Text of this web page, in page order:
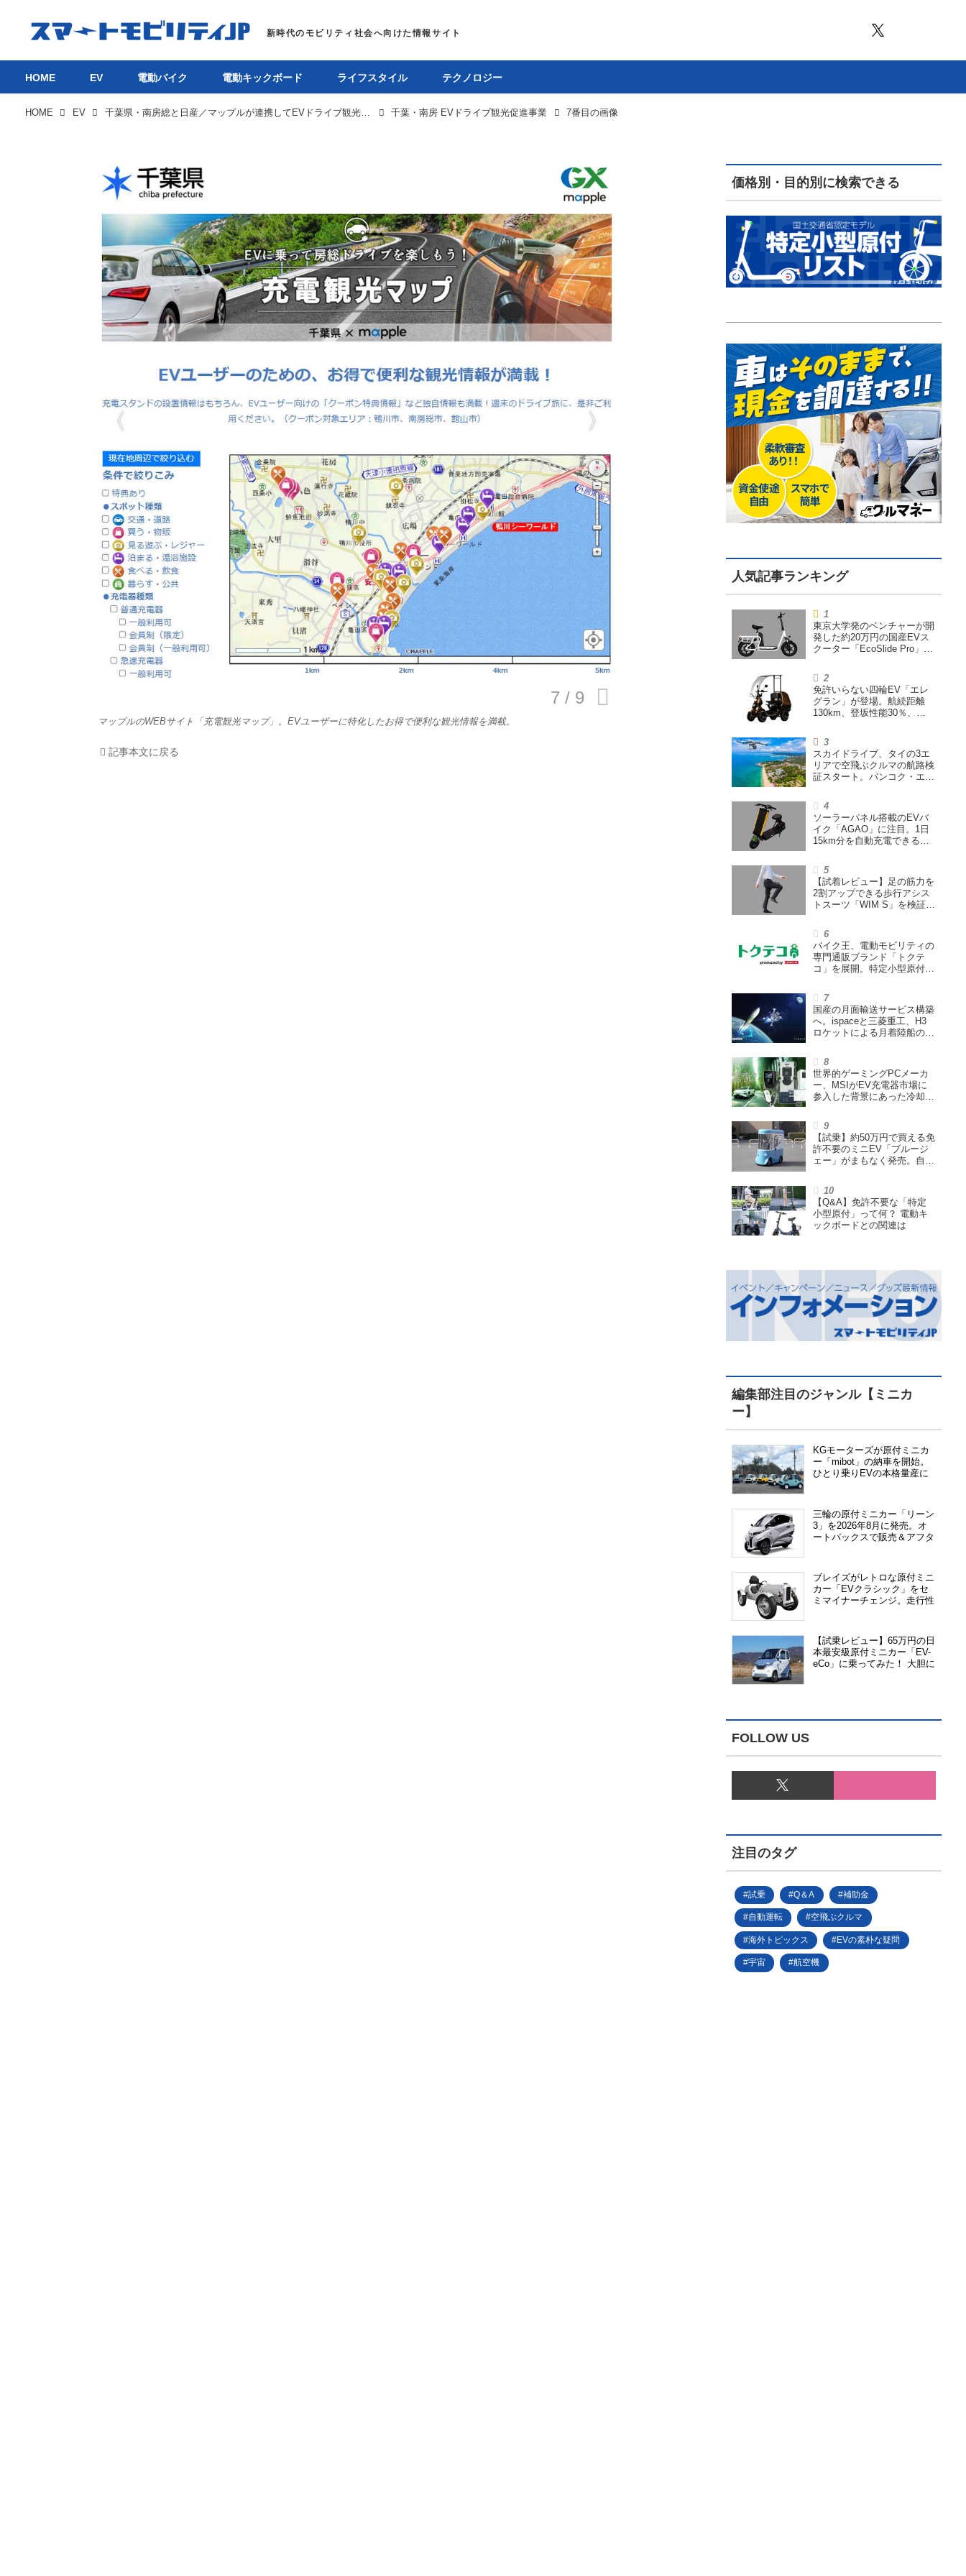
EV
電動キックボード
ライフスタイル
テクノロジー
このメディアについて
運営会社
利用規約
ライター名簿
HOME EV 電動バイク 電動キックボード ライフスタイル テクノロジー
HOME EV 千葉県・南房総と日産／マップルが連携してEVドライブ観光促進事業をスタート 千葉・南房 EVドライブ観光促進事業 7番目の画像
マップルのWEBサイト「充電観光マップ」。EVユーザーに特化したお得で便利な観光情報を満載。
記事本文に戻る
価格別・目的別に検索できる
東京大学発のベンチャーが開
発した約20万円の国産EVス
クーター「EcoSlide Pro」が
免許いらない四輪EV「エレ
グラン」が登場。航続距離
130km、登坂性能30％、
備えた特定小型原付
スカイドライブ、タイの3エ
リアで空飛ぶクルマの航路検
証スタート。バンコク・エア
指す
ソーラーパネル搭載のEVバ
イク「AGAO」に注目。1日
15km分を自動充電できる
【試着レビュー】足の筋力を
2割アップできる歩行アシス
トスーツ「WIM S」を検証。
も言われる理由を探る
バイク王、電動モビリティの
専門通販ブランド「トクテ
コ」を展開。特定小型原付や
国産の月面輸送サービス構築
へ。ispaceと三菱重工、H3
ロケットによる月着陸船の打
結
世界的ゲーミングPCメーカ
ー、MSIがEV充電器市場に
参入した背景にあった冷却技
回】
【試乗】約50万円で買える免
許不要のミニEV「ブルージ
ェー」がまもなく発売。自転
展開
【Q&A】免許不要な「特定
小型原付」って何？ 電動キ
ックボードとの関連は
編集部注目のジャンル【ミニカ
ー】
KGモーターズが原付ミニカ
ー「mibot」の納車を開始。
ひとり乗りEVの本格量産に
三輪の原付ミニカー「リーン
3」を2026年8月に発売。オ
ートバックスで販売＆アフタ
ブレイズがレトロな原付ミニ
カー「EVクラシック」をセ
ミマイナーチェンジ。走行性
【試乗レビュー】65万円の日
本最安級原付ミニカー「EV-
eCo」に乗ってみた！ 大胆に
FOLLOW US
注目のタグ
試乗 Q＆A 補助金
自動運転 空飛ぶクルマ
海外トピックス EVの素朴な疑問
宇宙 航空機